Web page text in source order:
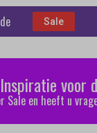
Sale
Inspiratie voor
Sale en heeft u